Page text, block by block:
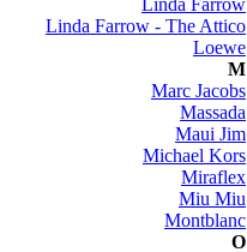
Linda Farrow
Linda Farrow - The Attico
Loewe
M
Marc Jacobs
Massada
Maui Jim
Michael Kors
Miraflex
Miu Miu
Montblanc
O